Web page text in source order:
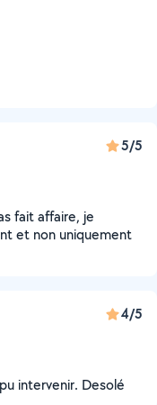
5/5
fait affaire, je
et non uniquement
4/5
intervenir. Desolé